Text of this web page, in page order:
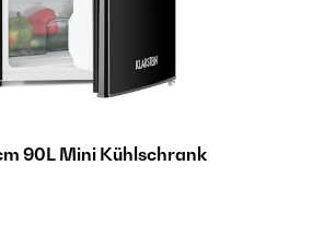
90L Mini Kühlschrank​